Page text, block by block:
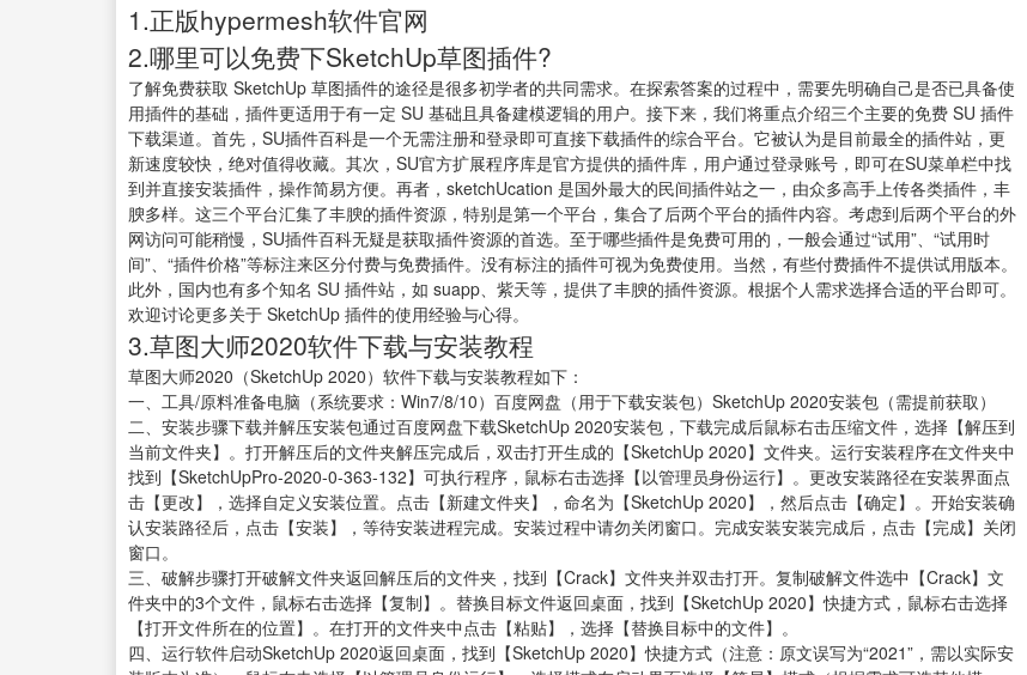
1.正版hypermesh软件官网
2.哪里可以免费下SketchUp草图插件?
了解免费获取 SketchUp 草图插件的途径是很多初学者的共同需求。在探索答案的过程中，需要先明确自己是否已具备使
用插件的基础，插件更适用于有一定 SU 基础且具备建模逻辑的用户。接下来，我们将重点介绍三个主要的免费 SU 插件
下载渠道。首先，SU插件百科是一个无需注册和登录即可直接下载插件的综合平台。它被认为是目前最全的插件站，更
新速度较快，绝对值得收藏。其次，SU官方扩展程序库是官方提供的插件库，用户通过登录账号，即可在SU菜单栏中找
到并直接安装插件，操作简易方便。再者，sketchUcation 是国外最大的民间插件站之一，由众多高手上传各类插件，丰
腴多样。这三个平台汇集了丰腴的插件资源，特别是第一个平台，集合了后两个平台的插件内容。考虑到后两个平台的外
网访问可能稍慢，SU插件百科无疑是获取插件资源的首选。至于哪些插件是免费可用的，一般会通过“试用”、“试用时
间”、“插件价格”等标注来区分付费与免费插件。没有标注的插件可视为免费使用。当然，有些付费插件不提供试用版本。
此外，国内也有多个知名 SU 插件站，如 suapp、紫天等，提供了丰腴的插件资源。根据个人需求选择合适的平台即可。
欢迎讨论更多关于 SketchUp 插件的使用经验与心得。
3.草图大师2020软件下载与安装教程
草图大师2020（SketchUp 2020）软件下载与安装教程如下：
一、工具/原料准备电脑（系统要求：Win7/8/10）百度网盘（用于下载安装包）SketchUp 2020安装包（需提前获取）
二、安装步骤下载并解压安装包通过百度网盘下载SketchUp 2020安装包，下载完成后鼠标右击压缩文件，选择【解压到
当前文件夹】。打开解压后的文件夹解压完成后，双击打开生成的【SketchUp 2020】文件夹。运行安装程序在文件夹中
找到【SketchUpPro-2020-0-363-132】可执行程序，鼠标右击选择【以管理员身份运行】。更改安装路径在安装界面点
击【更改】，选择自定义安装位置。点击【新建文件夹】，命名为【SketchUp 2020】，然后点击【确定】。开始安装确
认安装路径后，点击【安装】，等待安装进程完成。安装过程中请勿关闭窗口。完成安装安装完成后，点击【完成】关闭
窗口。
三、破解步骤打开破解文件夹返回解压后的文件夹，找到【Crack】文件夹并双击打开。复制破解文件选中【Crack】文
件夹中的3个文件，鼠标右击选择【复制】。替换目标文件返回桌面，找到【SketchUp 2020】快捷方式，鼠标右击选择
【打开文件所在的位置】。在打开的文件夹中点击【粘贴】，选择【替换目标中的文件】。
四、运行软件启动SketchUp 2020返回桌面，找到【SketchUp 2020】快捷方式（注意：原文误写为“2021”，需以实际安